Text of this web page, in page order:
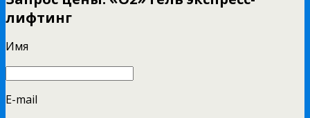
лифтинг
Имя
E-mail